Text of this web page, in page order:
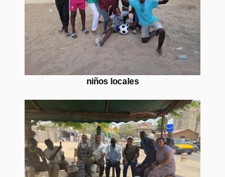
niños locales